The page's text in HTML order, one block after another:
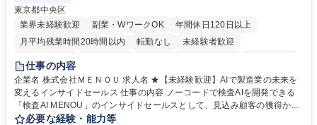
東京都中央区
業界未経験歓迎
副業・WワークOK
年間休日120日以上
月平均残業時間20時間以内
転勤なし
未経験者歓迎
時短勤務あり
駅近5分以内
土日祝休み 服装自由
仕事の内容
企業名 株式会社ＭＥＮＯＵ 求人名 ★【未経験歓迎】AIで製造業の未来を
変えるインサイドセールス 仕事の内容 ノーコードで検査AIを開発できる
「検査AI MENOU」のインサイドセールスとして、見込み顧客の獲得から
商談機会の創出までを担っていただきます。マーケティングとフィールド
必要な経験・能力等